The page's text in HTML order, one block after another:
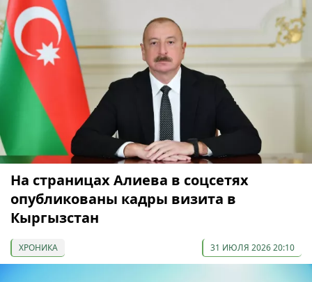
На страницах Алиева в соцсетях
опубликованы кадры визита в
Кыргызстан
ХРОНИКА 31 ИЮЛЯ 2026 20:10